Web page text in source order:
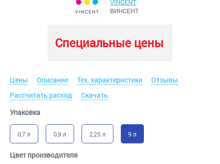
VINCENT
ВИНСЕНТ
Специальные цены
Цены Описание Тех. характеристики
Отзывы
Рассчитать расход
Скачать
Упаковка
0,7 л 0,9 л 2,25 л 9 л
Цвет производителя